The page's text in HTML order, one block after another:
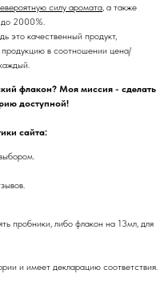
силу аромата, а также
до 2000%.
это качественный продукт,
в соотношении цена/
флакон? Моя миссия - сделать
доступной!
сайта:
пробники, либо флакон на 13мл, для
и имеет декларацию соответствия.